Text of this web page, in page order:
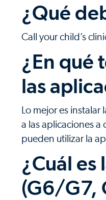
¿Qué
Call your child’s
¿En qué
las
Lo mejor es
a las aplicaciones a
pueden utilizar la
¿Cuál
(G6/G7,